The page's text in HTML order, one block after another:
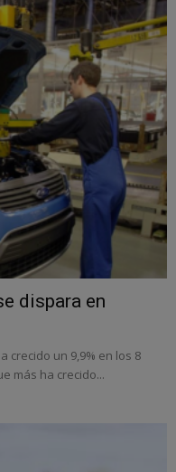
dispara en
crecido un 9,9% en los 8
más ha crecido...